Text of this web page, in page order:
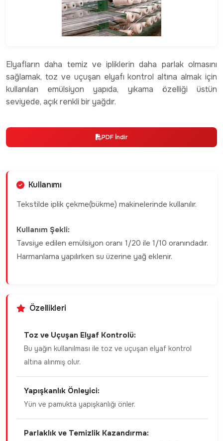
Elyafların daha temiz ve ipliklerin daha parlak olmasını
sağlamak, toz ve uçuşan elyafı kontrol altına almak için
kullanılan emülsiyon yapıda, yıkama özelliği üstün
seviyede, açık renkli bir yağdır.
PDF İndir
Kullanımı
Tekstilde iplik çekme(bükme) makinelerinde kullanılır.
Kullanım Şekli:
Tavsiye edilen emülsiyon oranı 1/20 ile 1/10 oranındadır.
Harmanlama yapılırken su üzerine yağ eklenir.
Özellikleri
Toz ve Uçuşan Elyaf Kontrolü:
Bu yağın kullanılması ile toz ve uçuşan elyaf kontrol
altına alınmış olur.
Yapışkanlık Önleyici:
Yün ve pamukta yapışkanlığı önler.
Parlaklık ve Temizlik Kazandırma: